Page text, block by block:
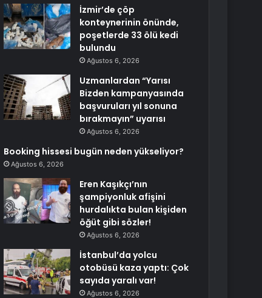
İzmir’de çöp
konteynerinin önünde,
poşetlerde 33 ölü kedi
bulundu
Ağustos 6, 2026
Uzmanlardan “Yarısı
Bizden kampanyasında
başvuruları yıl sonuna
bırakmayın” uyarısı
Ağustos 6, 2026
Booking hissesi bugün neden yükseliyor?
Ağustos 6, 2026
Eren Kaşıkçı’nın
şampiyonluk afişini
hurdalıkta bulan kişiden
öğüt gibi sözler!
Ağustos 6, 2026
İstanbul’da yolcu
otobüsü kaza yaptı: Çok
sayıda yaralı var!
Ağustos 6, 2026